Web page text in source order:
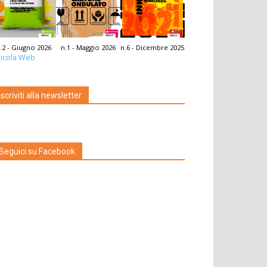
- Giugno 2026 n.1 - Maggio 2026 n.6 - Dicembre 2025
Web
alla newsletter
su Facebook